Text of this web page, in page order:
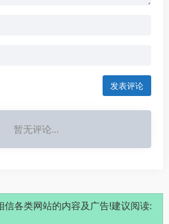
发表评论
暂无评论...
信各类网站的内容及广告!建议阅读: